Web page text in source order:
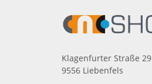
Klagenfurter Straße 29
9556 Liebenfels